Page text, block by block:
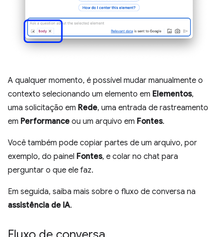
A qualquer momento, é possível mudar manualmente o
contexto selecionando um elemento em Elementos,
uma solicitação em Rede, uma entrada de rastreamento
em Performance ou um arquivo em Fontes.
Você também pode copiar partes de um arquivo, por
exemplo, do painel Fontes, e colar no chat para
perguntar o que ele faz.
Em seguida, saiba mais sobre o fluxo de conversa na
assistência de IA.